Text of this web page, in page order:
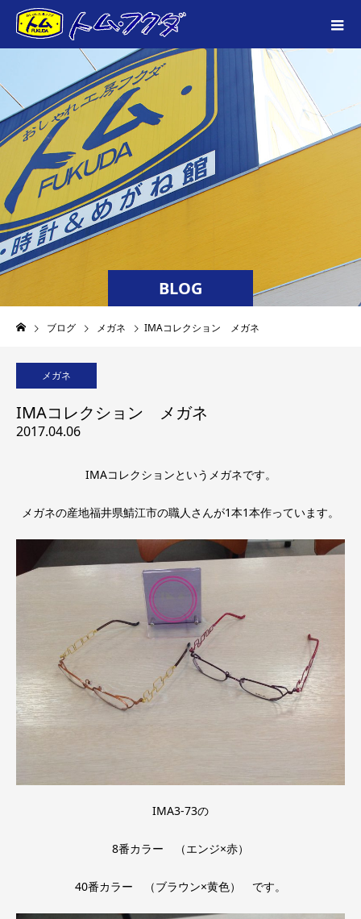
BLOG
ブログ メガネ IMAコレクション メガネ
メガネ
IMAコレクション メガネ
2017.04.06
IMAコレクションというメガネです。
メガネの産地福井県鯖江市の職人さんが1本1本作っています。
IMA3-73の
8番カラー （エンジ×赤）
40番カラー （ブラウン×黄色） です。